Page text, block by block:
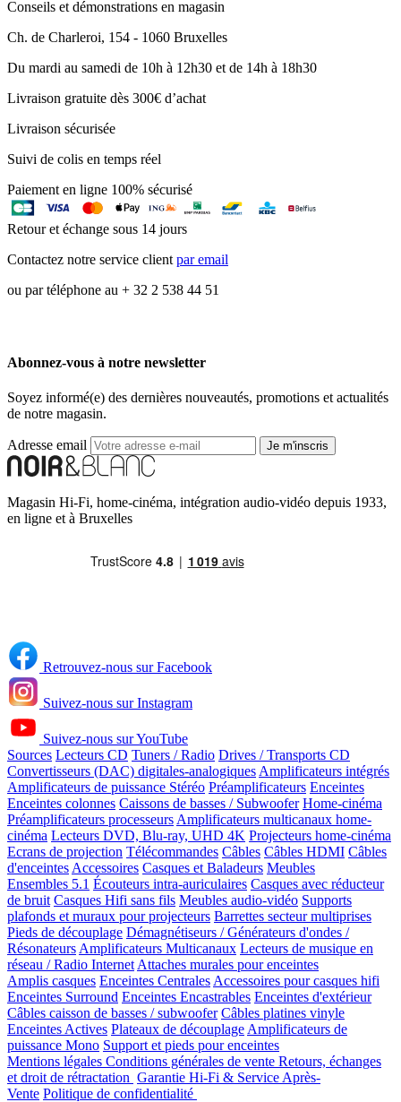
Conseils et démonstrations en magasin
Ch. de Charleroi, 154 - 1060 Bruxelles
Du mardi au samedi de 10h à 12h30 et de 14h à 18h30
Livraison gratuite dès 300€ d’achat
Livraison sécurisée
Suivi de colis en temps réel
Paiement en ligne 100% sécurisé
Retour et échange sous 14 jours
Contactez notre service clientpar email
ou par téléphone au + 32 2 538 44 51
Abonnez-vous à notre newsletter
Soyez informé(e) des dernières nouveautés, promotions et actualités
de notre magasin.
Adresse email Je m'inscris
Magasin Hi-Fi, home-cinéma, intégration audio-vidéo depuis 1933,
en ligne et à Bruxelles
Retrouvez-nous sur Facebook
Suivez-nous sur Instagram
Suivez-nous sur YouTube
Sources Lecteurs CD Tuners / Radio Drives / Transports CD
Convertisseurs (DAC) digitales-analogiques Amplificateurs intégrés
Amplificateurs de puissance Stéréo Préamplificateurs Enceintes
Enceintes colonnes Caissons de basses / Subwoofer Home-cinéma
Préamplificateurs processeurs Amplificateurs multicanaux home-
cinéma Lecteurs DVD, Blu-ray, UHD 4K Projecteurs home-cinéma
Ecrans de projection Télécommandes Câbles Câbles HDMI Câbles
d'enceintes Accessoires Casques et Baladeurs Meubles
Ensembles 5.1 Écouteurs intra-auriculaires Casques avec réducteur
de bruit Casques Hifi sans fils Meubles audio-vidéo Supports
plafonds et muraux pour projecteurs Barrettes secteur multiprises
Pieds de découplage Démagnétiseurs / Générateurs d'ondes /
Résonateurs Amplificateurs Multicanaux Lecteurs de musique en
réseau / Radio Internet Attaches murales pour enceintes
Amplis casques Enceintes Centrales Accessoires pour casques hifi
Enceintes Surround Enceintes Encastrables Enceintes d'extérieur
Câbles caisson de basses / subwoofer Câbles platines vinyle
Enceintes Actives Plateaux de découplage Amplificateurs de
puissance Mono Support et pieds pour enceintes
Mentions légales Conditions générales de vente Retours, échanges
et droit de rétractation Garantie Hi-Fi & Service Après-
Vente Politique de confidentialité